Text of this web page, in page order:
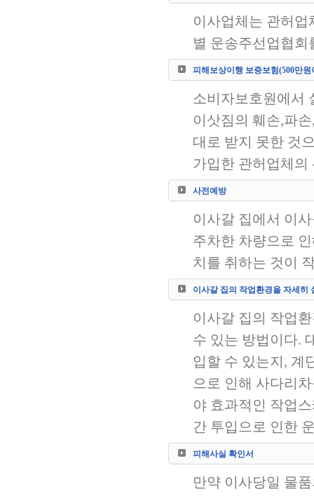
이사업체는 관허업
별 운송주선업협
피해보상이행 보증보험(500만
소비자보호원에서
이삿짐의 훼손,파
대로 받지 못한 것
가입한 관허업체의
사전예방
이사갈 집에서 이
주차한 차량으로
치를 취하는 것이
이사갈 집의 작업환경을 자세히
이사갈 집의 작업
수 있는 방법이다.
입할 수 있는지, 계
으로 인해 사다리
야 효과적인 작업
간 투입으로 인한
피해사실 확인서
만약 이사당일 물